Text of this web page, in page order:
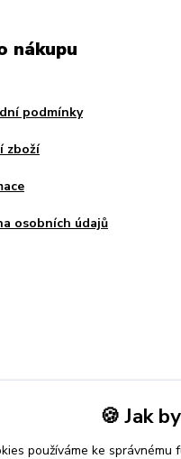
nákupu
podmínky
zboží
osobních údajů
🍪 Jak
používáme ke